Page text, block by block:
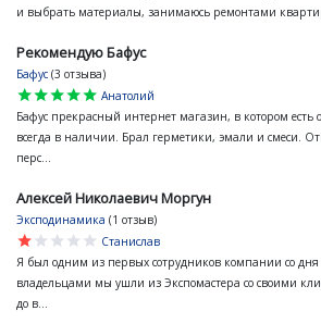
и выбрать материалы, занимаюсь ремонтами
Рекомендую Бафус
Бафус (3 отзыва)
star
star
star
star
star
Анатолий
Бафус прекрасный интернет магазин, в котором есть
всегда в наличии. Брал герметики, эмали и смеси.
перс...
Алексей Николаевич Моргун
Эксподинамика (1 отзыв)
star
star
star
star
star
Станислав
Я был одним из первых сотрудников компании со дня
владельцами мы ушли из Экспомастера со своими
до в...